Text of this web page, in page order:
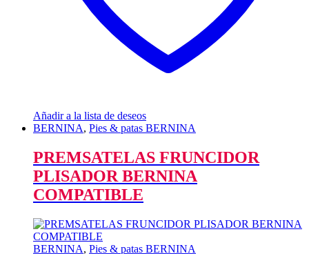
Añadir a la lista de deseos
BERNINA, Pies & patas BERNINA
PREMSATELAS FRUNCIDOR
PLISADOR BERNINA
COMPATIBLE
BERNINA, Pies & patas BERNINA